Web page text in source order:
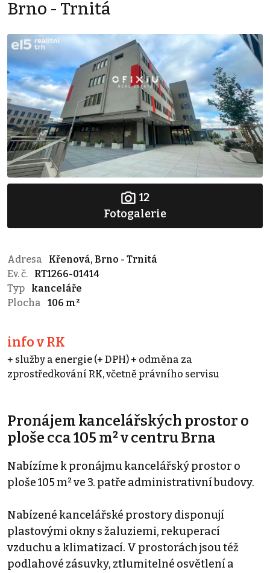
Brno - Trnitá
12
Fotogalerie
Adresa
Křenová, Brno - Trnitá
Ev. č.
RT1266-01414
Typ
kanceláře
Plocha
106 m²
info v RK
+ služby a energie (+ DPH) + odměna za
zprostředkování RK, včetně právního servisu
Pronájem kancelářských prostor o
ploše cca 105 m² v centru Brna
Nabízíme k pronájmu kancelářský prostor o
ploše 105 m² ve 3. patře administrativní budovy.
Nabízené kancelářské prostory disponují
plastovými okny s žaluziemi, rekuperací
vzduchu a klimatizací. V prostorách jsou též
podlahové zásuvky, ztlumitelné osvětlení a